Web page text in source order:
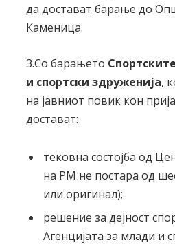
да достават барање до
Каменица.
3.Со барањето
и спортски здруженија,
на јавниот повик кон
достават:
тековна состојба од
на РМ не постара од
или оригинал);
решение за дејност
Агенцијата за млади и